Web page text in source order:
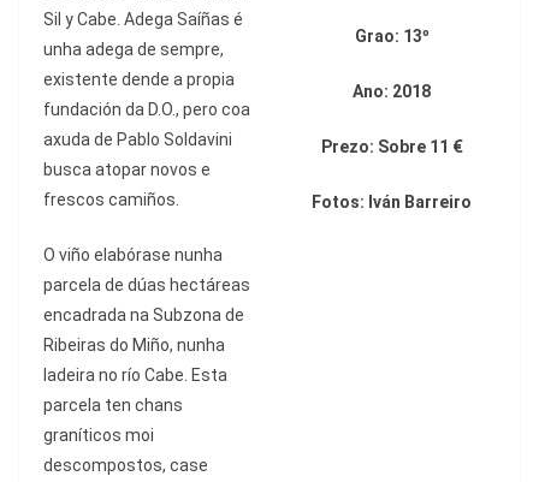
Sil y Cabe. Adega Saíñas é
unha adega de sempre,
existente dende a propia
fundación da D.O., pero coa
axuda de Pablo Soldavini
busca atopar novos e
frescos camiños.
O viño elabórase nunha
parcela de dúas hectáreas
encadrada na Subzona de
Ribeiras do Miño, nunha
ladeira no río Cabe. Esta
parcela ten chans
graníticos moi
descompostos, case
Grao: 13º
Ano: 2018
Prezo: Sobre 11 €
Fotos: Iván Barreiro